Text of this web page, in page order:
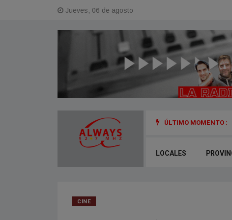
Jueves, 06 de agosto
ÚLTIMO MOMENTO :
la chica que mató a su novio en Chaco
LOCALES
CINE